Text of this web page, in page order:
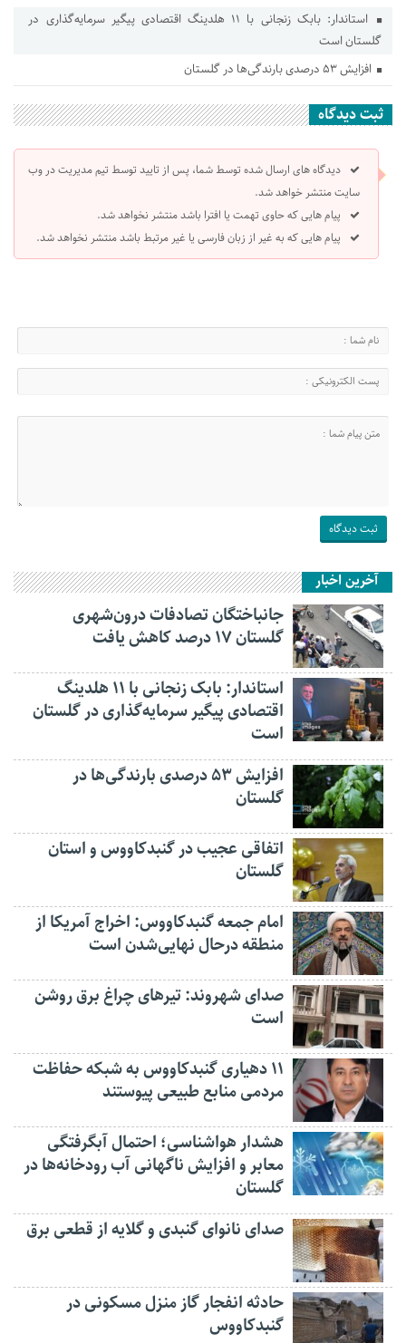
استاندار: بابک زنجانی با ۱۱ هلدینگ اقتصادی پیگیر سرمایه‌گذاری در
گلستان است
افزایش ۵۳ درصدی بارندگی‌ها در گلستان
ثبت دیدگاه
دیدگاه های ارسال شده توسط شما، پس از تایید توسط تیم مدیریت در وب
سایت منتشر خواهد شد.
پیام هایی که حاوی تهمت یا افترا باشد منتشر نخواهد شد.
پیام هایی که به غیر از زبان فارسی یا غیر مرتبط باشد منتشر نخواهد شد.
آخرین اخبار
جانباختگان تصادفات درون‌شهری
گلستان ۱۷ درصد کاهش یافت
استاندار: بابک زنجانی با ۱۱ هلدینگ
اقتصادی پیگیر سرمایه‌گذاری در گلستان
است
افزایش ۵۳ درصدی بارندگی‌ها در
گلستان
اتفاقی عجیب در‌ گنبدکاووس و استان
گلستان
امام جمعه گنبدکاووس: اخراج آمریکا از
منطقه درحال نهایی‌شدن است
صدای شهروند: تیرهای چراغ برق روشن
است
۱۱ دهیاری گنبدکاووس به شبکه حفاظت
مردمی منابع طبیعی پیوستند
هشدار هواشناسی؛ احتمال آبگرفتگی
معابر و افزایش ناگهانی آب رودخانه‌ها در
گلستان
صدای نانوای گنبدی و گلایه از قطعی برق
حادثه انفجار گاز منزل مسکونی در
گنبدکاووس